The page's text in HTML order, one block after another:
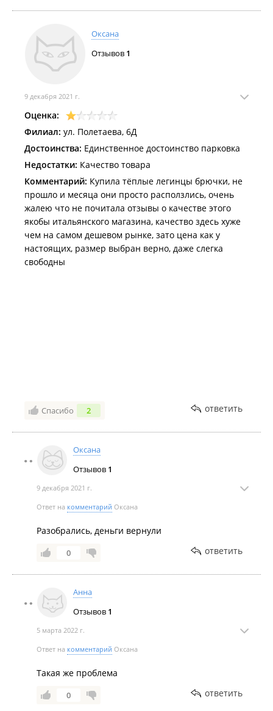
Оксана
Отзывов 1
9 декабря 2021 г.
Оценка:
Филиал: ул. Полетаева, 6Д
Достоинства: Единственное достоинство парковка
Недостатки: Качество товара
Комментарий: Купила тёплые легинцы брючки, не
прошло и месяца они просто расползлись, очень
жалею что не почитала отзывы о качестве этого
якобы итальянского магазина, качество здесь хуже
чем на самом дешевом рынке, зато цена как у
настоящих, размер выбран верно, даже слегка
свободны
Спасибо 2 ответить
Оксана
Отзывов 1
9 декабря 2021 г.
Ответ на комментарий Оксана
Разобрались, деньги вернули
0 ответить
Анна
Отзывов 1
5 марта 2022 г.
Ответ на комментарий Оксана
Такая же проблема
0 ответить